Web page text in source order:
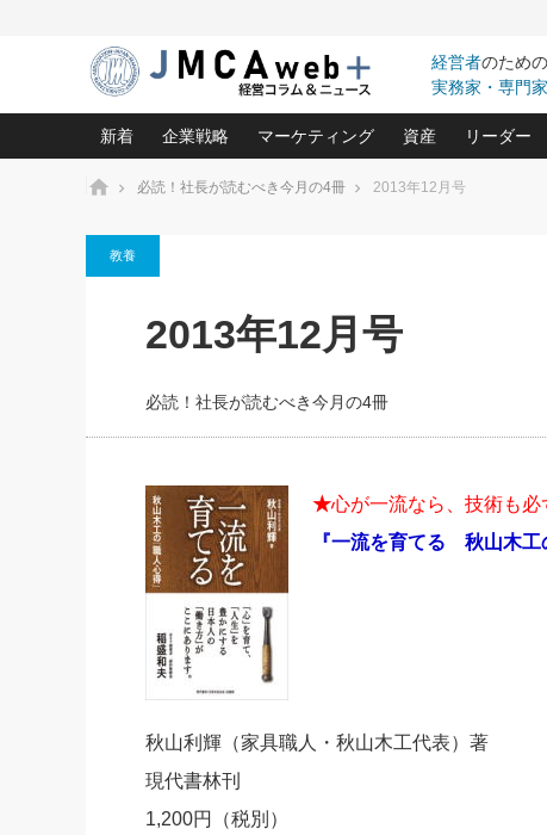
経営者のための
実務家・専門家
新着
2026.08.5
企業戦略
強い会社を築く ビジネス・クリニック(240)
日本レーザー「人を大切にしながら利益を上げる
武器としてのM&A入門(3)
継続経営 百話百行(85)
野田久美子 香港ビジネス成功法(10)
マーケティング
ロングセラーの玉手箱(9)
は(5)
最高の自分を表現する 成功イメージ
資産 リーダー
次もあな
社長の口
ホーム 必読！社長が読むべき今月の4冊 2013年12月号
教養
2013年12月号
必読！社長が読むべき今月の4冊
★心が一流なら、技術も必
『一流を育てる 秋山木工
秋山利輝（家具職人・秋山木工代表）著
現代書林刊
1,200円（税別）